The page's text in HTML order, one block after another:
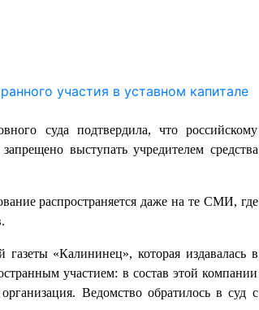
суда подтвердила, что российскому
выступать учредителем средства
распространяется даже на те СМИ, где
«Калининец», которая издавалась в
участием: в состав этой компании
Ведомство обратилось в суд с